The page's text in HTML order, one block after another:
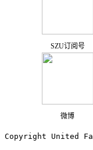
SZU订阅号
微博
Copyright United